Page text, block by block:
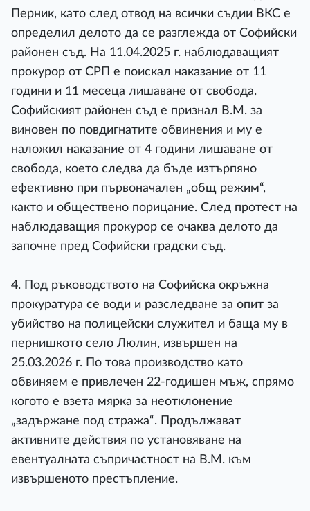
Перник, като след отвод на всички съдии ВКС е
определил делото да се разглежда от Софийски
районен съд. На 11.04.2025 г. наблюдаващият
прокурор от СРП е поискал наказание от 11
години и 11 месеца лишаване от свобода.
Софийският районен съд е признал В.М. за
виновен по повдигнатите обвинения и му е
наложил наказание от 4 години лишаване от
свобода, което следва да бъде изтърпяно
ефективно при първоначален „общ режим“,
както и обществено порицание. След протест на
наблюдаващия прокурор се очаква делото да
започне пред Софийски градски съд.
4. Под ръководството на Софийска окръжна
прокуратура се води и разследване за опит за
убийство на полицейски служител и баща му в
пернишкото село Люлин, извършен на
25.03.2026 г. По това производство като
обвиняем е привлечен 22-годишен мъж, спрямо
когото е взета мярка за неотклонение
„задържане под стража“. Продължават
активните действия по установяване на
евентуалната съпричастност на В.М. към
извършеното престъпление.